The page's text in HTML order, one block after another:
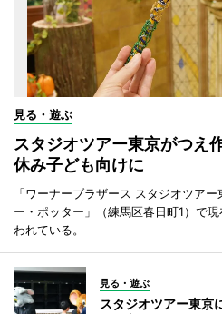
見る・遊ぶ
スタジオツアー東京がつ
休み子ども向けに
「ワーナーブラザース スタジオツア
ー・ポッター」（練馬区春日町1）で
われている。
見る・遊ぶ
スタジオツアー東